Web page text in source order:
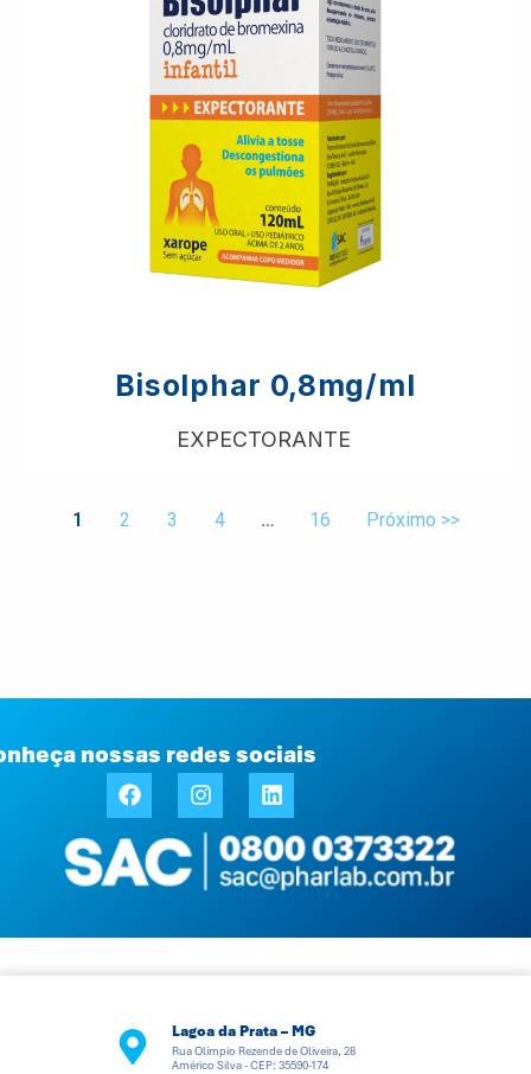
Bisolphar 0,8mg/ml
EXPECTORANTE
1 2 3 4 … 16 Próximo >>
nossas redes sociais
Lagoa da Prata – MG
Rua Olímpio Rezende de Oliveira, 28
Américo Silva - CEP: 35590-174